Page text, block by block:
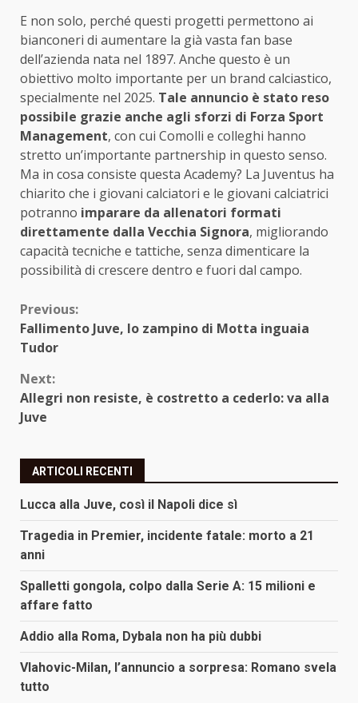
E non solo, perché questi progetti permettono ai
bianconeri di aumentare la già vasta fan base
dell’azienda nata nel 1897. Anche questo è un
obiettivo molto importante per un brand calciastico,
specialmente nel 2025. Tale annuncio è stato reso
possibile grazie anche agli sforzi di Forza Sport
Management, con cui Comolli e colleghi hanno
stretto un’importante partnership in questo senso.
Ma in cosa consiste questa Academy? La Juventus ha
chiarito che i giovani calciatori e le giovani calciatrici
potranno imparare da allenatori formati
direttamente dalla Vecchia Signora, migliorando
capacità tecniche e tattiche, senza dimenticare la
possibilità di crescere dentro e fuori dal campo.
Continue
Reading
Previous:
Fallimento Juve, lo zampino di Motta inguaia
Tudor
Next:
Allegri non resiste, è costretto a cederlo: va alla
Juve
ARTICOLI RECENTI
Lucca alla Juve, così il Napoli dice sì
Tragedia in Premier, incidente fatale: morto a 21
anni
Spalletti gongola, colpo dalla Serie A: 15 milioni e
affare fatto
Addio alla Roma, Dybala non ha più dubbi
Vlahovic-Milan, l’annuncio a sorpresa: Romano svela
tutto